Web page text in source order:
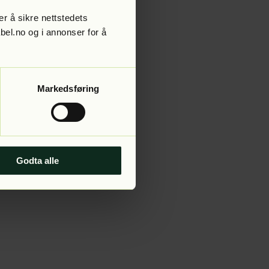
å sikre nettstedets
og i annonser for å
Markedsføring
Godta alle